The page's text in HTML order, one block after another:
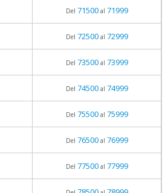
Del 71500al 71999
Del 72500al 72999
Del 73500al 73999
Del 74500al 74999
Del 75500al 75999
Del 76500al 76999
Del 77500al 77999